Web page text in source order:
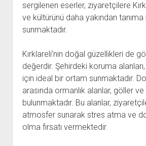
sergilenen eserler, ziyaretçilere
ve kültürünü daha yakından tanıma
sunmaktadır.
Kırklareli’nin doğal güzellikleri de
değerdir. Şehirdeki koruma
için ideal bir ortam sunmaktadır.
arasında ormanlık alanlar, göller
bulunmaktadır. Bu alanlar,
atmosfer sunarak stres atma ve
olma fırsatı vermektedir.